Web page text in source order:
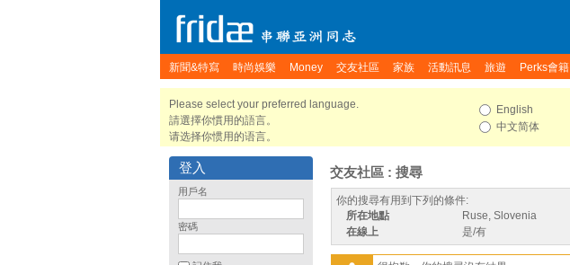
新聞&特寫 時尚娛樂 Money 交友社區 家族 活動訊息 旅遊 Perks會籍
Please select your preferred language.
請選擇你慣用的語言。
请选择你惯用的语言。
English
中文简体
登入
用戶名
密碼
交友社區 : 搜尋
你的搜尋有用到下列的條件:
所在地點
Ruse, Slovenia
在線上
是/有